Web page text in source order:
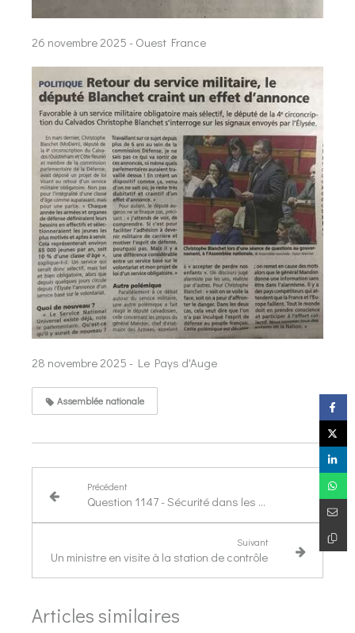
26 novembre 2025 - Ouest France
28 novembre 2025 - Le Pays d'Auge
Assemblée nationale
Précédent
Question 1147 - Sécurité dans les établissements accueillant du public
Suivant
Un ministre en visite à la station de contrôle
Articles similaires